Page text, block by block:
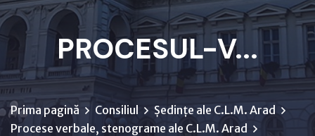
PROCESUL-V...
Prima pagină Consiliul
Ședințe ale C.L.M. Arad
Procese verbale, stenograme ale C.L.M. Arad